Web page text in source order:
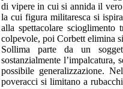
di vipere in cui si annida il
la cui figura militaresca si
alla spettacolare
colpevole, poi Corbett elimina
Sollima parte da un
sostanzialmente l’impalcatura,
possibile generalizzazione.
poveracci si limitano a